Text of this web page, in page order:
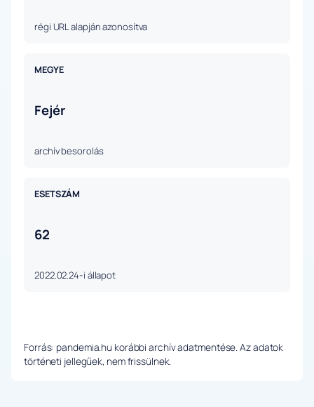
régi URL alapján azonosítva
MEGYE
Fejér
archív besorolás
ESETSZÁM
62
2022.02.24-i állapot
Forrás: pandemia.hu korábbi archív adatmentése. Az adatok
történeti jellegűek, nem frissülnek.